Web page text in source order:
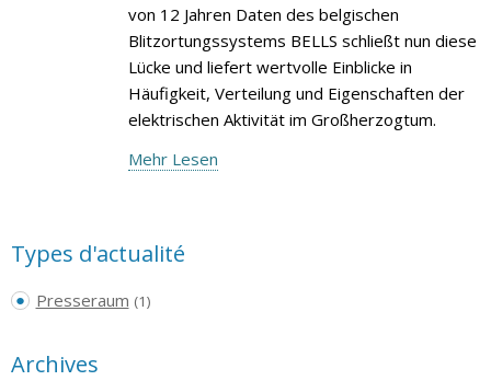
von 12 Jahren Daten des belgischen
Blitzortungssystems BELLS schließt nun diese
Lücke und liefert wertvolle Einblicke in
Häufigkeit, Verteilung und Eigenschaften der
elektrischen Aktivität im Großherzogtum.
Mehr Lesen
Types d'actualité
Presseraum (1)
Archives